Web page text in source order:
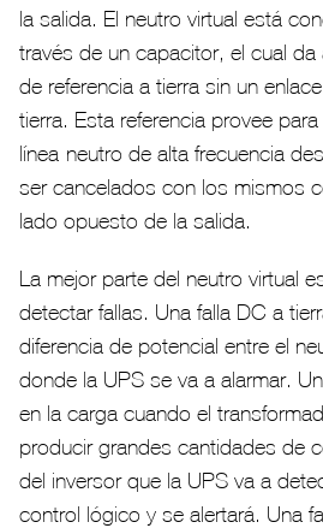
la salida. El neutro virtual está
través de un capacitor, el cual da
de referencia a tierra sin un
tierra. Esta referencia provee
línea-neutro de alta frecuencia
ser cancelados con los mismos
lado opuesto de la salida.
La mejor parte del neutro virtual
detectar fallas. Una falla DC a
diferencia de potencial entre el
donde la UPS se va a alarmar.
en la carga cuando el
producir grandes cantidades de
del inversor que la UPS va a
control lógico y se alertará. Una